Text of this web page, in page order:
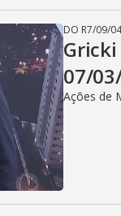
DO R7/09/
07/
Ações de